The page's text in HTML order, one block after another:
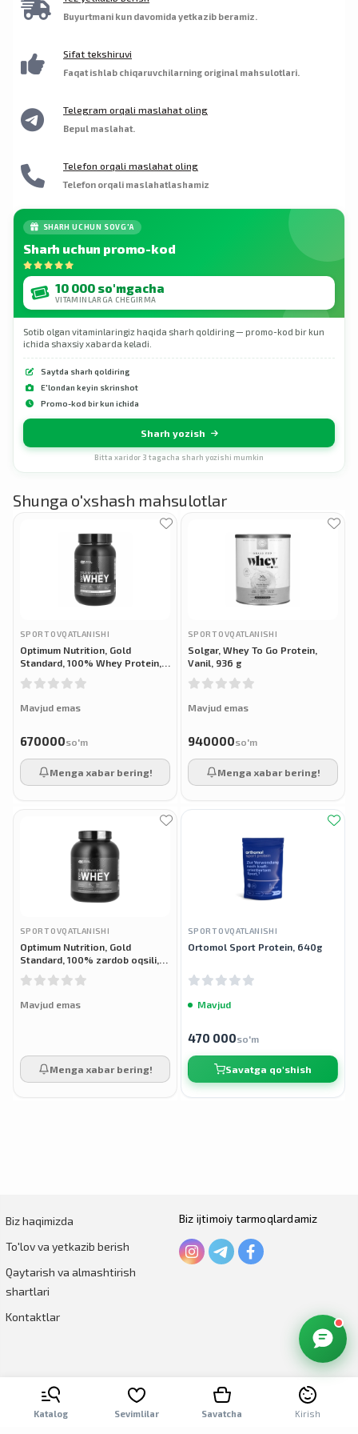
qo‘shimchalarni balanslangan parhez va jismoniy
mashqlar dasturi asosida iste’mol qilishlari kerak.
Acesulfam kaliy, Sukraloza; Tarkibida mavjud: Sut va
soya. Qo‘shimcha ma’lumot: Ushbu mahsulot
ingredientlar mavjud.
quruq va salqin joyda saqlang. O‘lchov qoshiq
mahsulot tarkibida mavjud, ammo tashish
mumkin.
Buyurtmani kun davomida yetkazib beramiz.
Sifat tekshiruvi
Faqat ishlab chiqaruvchilarning original mahsulotlari.
Telegram orqali maslahat oling
Bepul maslahat.
Telefon orqali maslahat oling
Telefon orqali maslahatlashamiz
SHARH UCHUN SOVG'A
Sharh uchun promo-kod
10 000 so'mgacha
VITAMINLARGA CHEGIRMA
Sotib olgan vitaminlaringiz haqida sharh qoldiring — promo-kod bir kun
ichida shaxsiy xabarda keladi.
Saytda sharh qoldiring
E'londan keyin skrinshot
Promo-kod bir kun ichida
Sharh yozish
Bitta xaridor 3 tagacha sharh yozishi mumkin
Shunga o'xshash mahsulotlar
SPORT OVQATLANISHI
Optimum Nutrition, Gold
Standard, 100% Whey Protein,
Mavjud emas
670000so'm
Menga xabar bering!
SPORT OVQATLANISHI
Solgar, Whey To Go Protein,
Vanil, 936 g
Mavjud emas
940000so'm
Menga xabar bering!
SPORT OVQATLANISHI
Optimum Nutrition, Gold
Standard, 100% zardob oqsili,
2,27 kg
Mavjud emas
Menga xabar bering!
SPORT OVQATLANISHI
Ortomol Sport Protein, 640g
Mavjud
470 000so'm
Savatga qo'shish
Katalog Sevimlilar Savatcha Kirish
Biz haqimizda
To'lov va yetkazib berish
Qaytarish va almashtirish
shartlari
Kontaktlar
Biz ijtimoiy tarmoqlardamiz